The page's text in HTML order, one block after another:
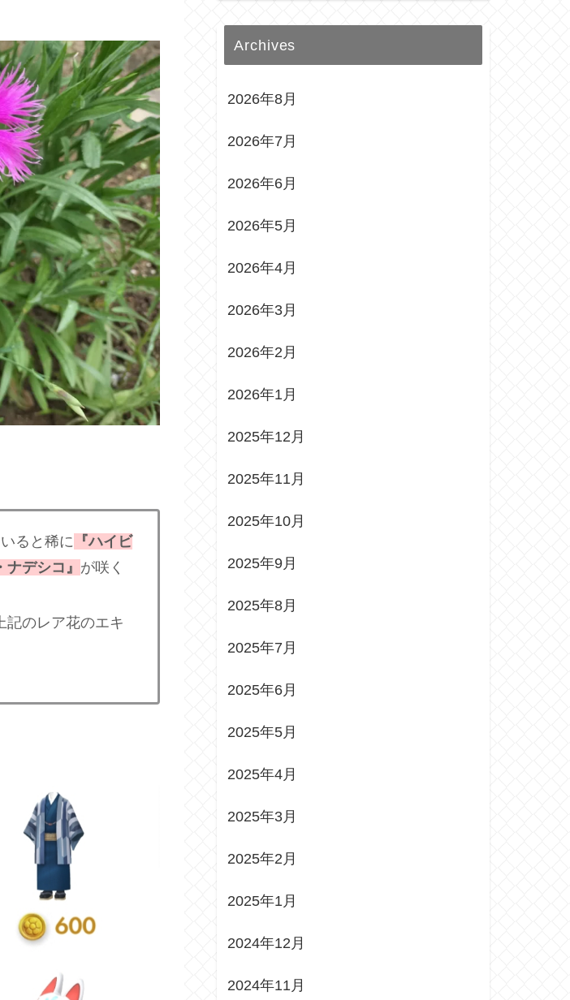
ると稀に 『ハイビ
デシコ』 が咲く
記のレア花のエキ
Archives
2026年8月
2026年7月
2026年6月
2026年5月
2026年4月
2026年3月
2026年2月
2026年1月
2025年12月
2025年11月
2025年10月
2025年9月
2025年8月
2025年7月
2025年6月
2025年5月
2025年4月
2025年3月
2025年2月
2025年1月
2024年12月
2024年11月